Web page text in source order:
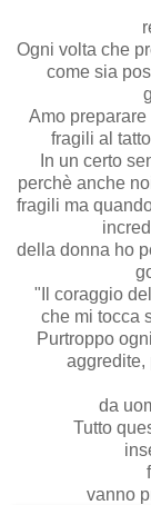
Ogni volta che
come sia
Amo
fragili al
In un certo
perchè anche
fragili ma
della donna ho
"Il coraggio
che mi tocca
Purtroppo
aggredite,
da
Tutto
vanno